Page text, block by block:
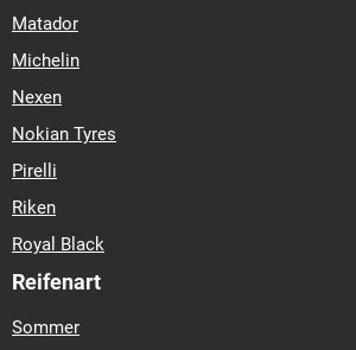
Matador
Michelin
Nexen
Nokian Tyres
Pirelli
Riken
Royal Black
Reifenart
Sommer